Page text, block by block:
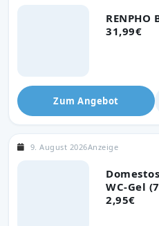
31,99€
Zum Angebot
WC-Gel
2,95€
9. August 2026Anzeige